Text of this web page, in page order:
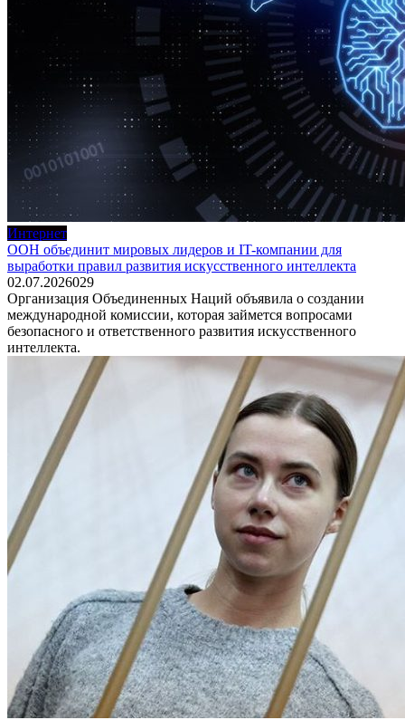
Интернет
ООН объединит мировых лидеров и IT-компании для
выработки правил развития искусственного интеллекта
02.07.2026029
Организация Объединенных Наций объявила о создании
международной комиссии, которая займется вопросами
безопасного и ответственного развития искусственного
интеллекта.